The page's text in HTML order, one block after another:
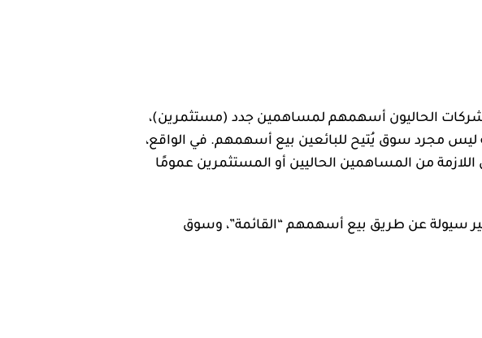
الشركات الحاليون أسهمهم لمساهمين جدد (مستثمرين)،
ليس مجرد سوق يُتيح للبائعين بيع أسهمهم. في الواقع،
من المساهمين الحاليين أو المستثمرين عمومًا
سيولة عن طريق بيع أسهمهم “القائمة”، وسوق